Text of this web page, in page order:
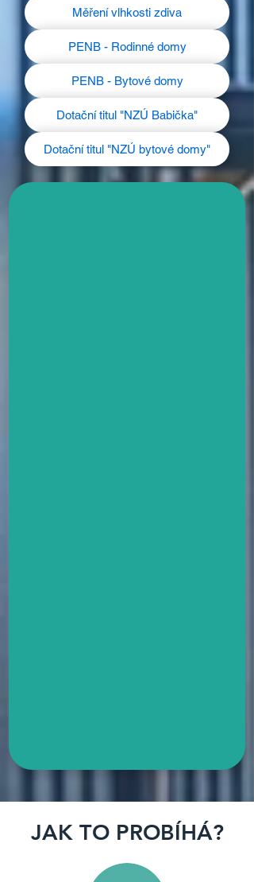
Měření vlhkosti zdiva
PENB - Rodinné domy
PENB - Bytové domy
Dotační titul "NZÚ Babička"
Dotační titul "NZÚ bytové domy"
JAK TO PROBÍHÁ?